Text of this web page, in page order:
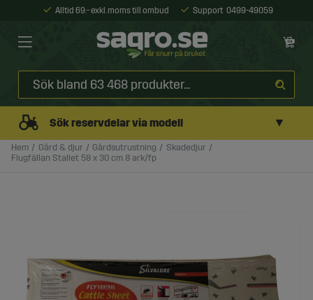
Alltid 69:- exkl. moms till ombud Support 0499-49059
Sök reservdelar via modell ▼
Hem Gård & djur Gårdsutrustning
Skadedjur
Flugfällan Stallet 58 x 30 cm 8 ark/fp